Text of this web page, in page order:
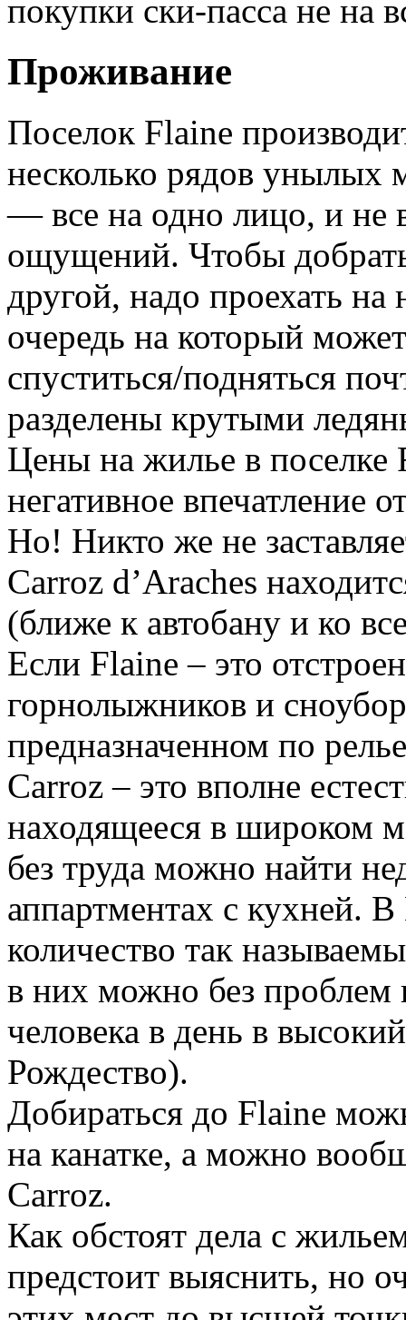
покупки ски-пасса не на
Проживание
Поселок Flaine
несколько рядов унылых
— все на одно лицо, и не
ощущений. Чтобы
другой, надо проехать
очередь на который
спуститься/подняться
разделены крутыми
Цены на жилье в поселке
негативное впечатление
Но! Никто же не
Carroz d’Araches
(ближе к автобану и ко
Если Flaine – это
горнолыжников и
предназначенном по
Carroz – это вполне
находящееся в широком
без труда можно найти
аппартментах с кухней.
количество так
в них можно без проблем
человека в день в
Рождество).
Добираться до Flaine
на канатке, а можно
Carroz.
Как обстоят дела с
предстоит выяснить, но